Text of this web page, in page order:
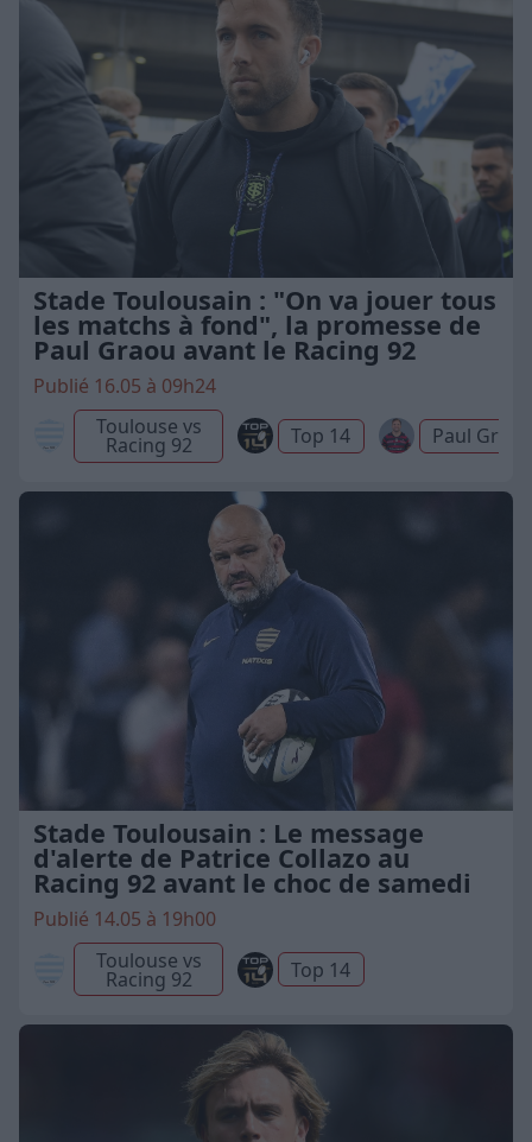
Stade Toulousain : "On va jouer tous
les matchs à fond", la promesse de
Paul Graou avant le Racing 92
Publié 16.05 à 09h24
Toulouse vs
Racing 92 Top 14 Paul
Stade Toulousain : Le message
d'alerte de Patrice Collazo au
Racing 92 avant le choc de samedi
Publié 14.05 à 19h00
Toulouse vs
Racing 92 Top 14